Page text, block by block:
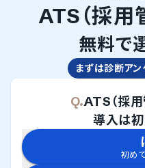
ATS（採用
無料で
まずは診断アン
Q.ATS（採用
導入は初
初め